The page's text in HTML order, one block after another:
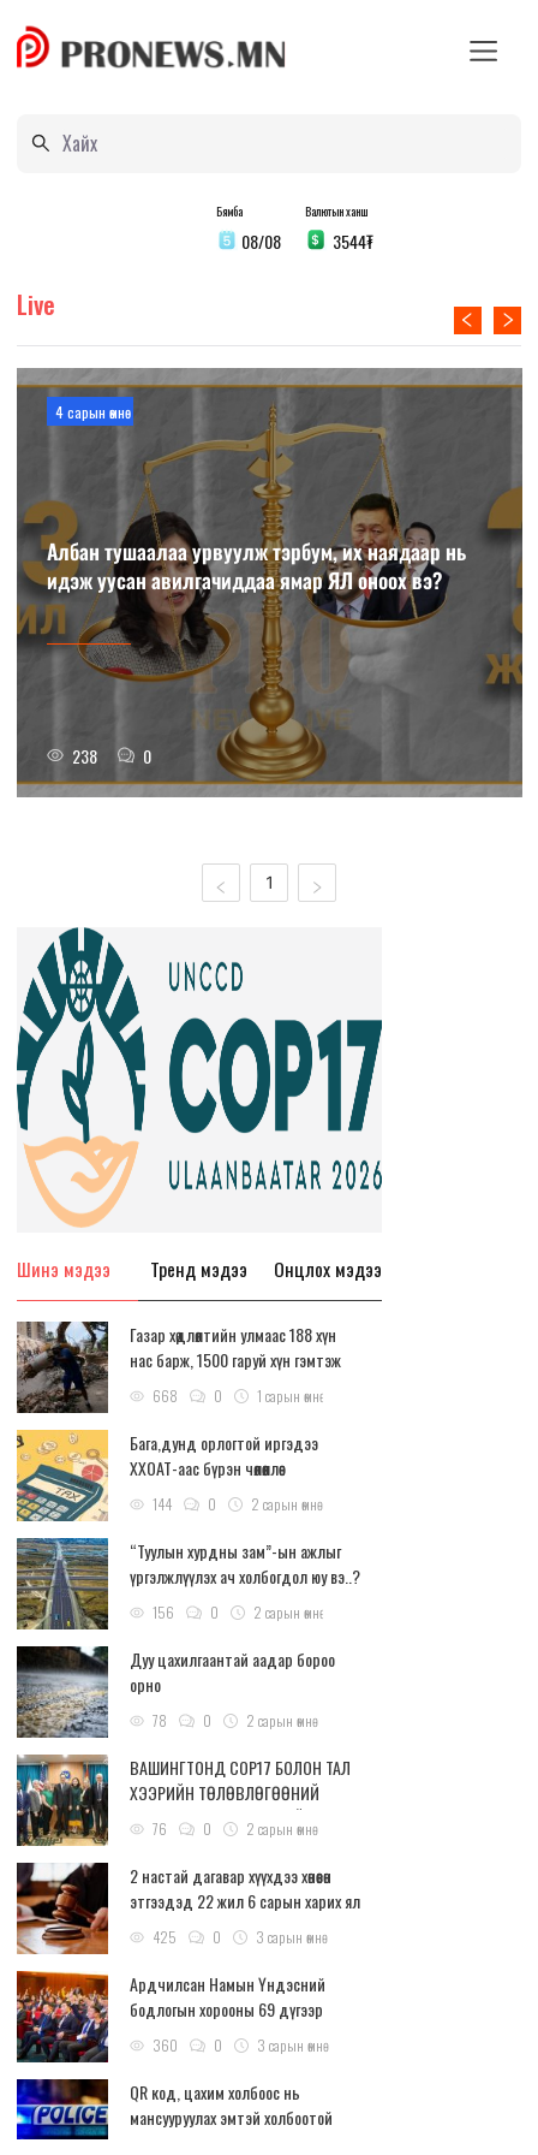
Бямба
08/08
Валютын ханш
3544₮
Live
4 сарын өмнө
Албан тушаалаа урвуулж тэрбум, их наядаар нь
идэж уусан авилгачиддаа ямар ЯЛ оноох вэ?
238 0
1
Шинэ мэдээ Тренд мэдээ Онцлох мэдээ
Газар хөдлөлтийн улмаас 188 хүн
нас барж, 1500 гаруй хүн гэмтэж
бэртжээ
668 0 1 сарын өмнө
Бага,дунд орлогтой иргэдээ
ХХОАТ-аас бүрэн чөлөөллөө
144 0 2 сарын өмнө
“Туулын хурдны зам”-ын ажлыг
үргэлжлүүлэх ач холбогдол юу вэ..?
156 0 2 сарын өмнө
Дуу цахилгаантай аадар бороо
орно
78 0 2 сарын өмнө
ВАШИНГТОНД COP17 БОЛОН ТАЛ
ХЭЭРИЙН ТӨЛӨВЛӨГӨӨНИЙ
ТАЛААР ӨНДӨР ТҮВШНИЙ
ХЭЛЭЛЦҮҮЛЭГ БОЛЛОО
76 0 2 сарын өмнө
2 настай дагавар хүүхдээ хөнөөсөн
этгээдэд 22 жил 6 сарын харих ял
оноолоо
425 0 3 сарын өмнө
Ардчилсан Намын Үндэсний
бодлогын хорооны 69 дүгээр
хуралдаан 73.5 хувийн ирцтэйгээр
эхэллээ
360 0 3 сарын өмнө
QR код, цахим холбоос нь
мансууруулах эмтэй холбоотой